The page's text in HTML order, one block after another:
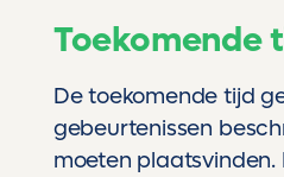
Toekomende
De toekomende tijd
gebeurtenissen
moeten